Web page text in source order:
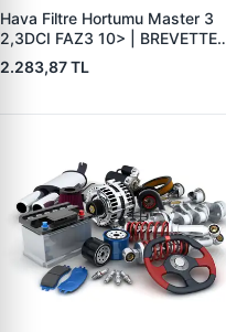
Hava Filtre Hortumu Master 3
2,3DCI FAZ3 10> | BREVETTE
RN8447 | OEM 1657800Q0B
49670356875 165554107R
2.283,87 TL